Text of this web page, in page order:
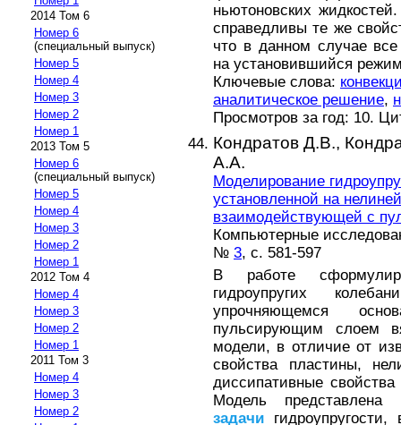
2014 Том 6
Номер 6
(специальный выпуск)
Номер 5
Номер 4
Номер 3
Номер 2
Номер 1
2013 Том 5
Номер 6
(специальный выпуск)
Номер 5
Номер 4
Номер 3
Номер 2
Номер 1
2012 Том 4
Номер 4
Номер 3
Номер 2
Номер 1
2011 Том 3
Номер 4
Номер 3
Номер 2
ньютоновских
справедливы те же
что в данном случае
на установившийся
Ключевые слова:
аналитическое решение,
Просмотров за год: 10.
Кондратов Д.В.,
А.А.
Моделирование
установленной на
взаимодействующей с
Компьютерные
№ 3, с. 581-597
В работе
гидроупругих
упрочняющемся
пульсирующим слоем
модели, в отличие от
свойства пластины,
диссипативные
Модель представлена
задачи